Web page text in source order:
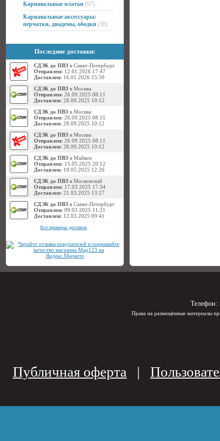
Карнавальные платья (67)
Карнавальные аксессуары:
перчатки, диадемы, ободки (38)
Последние доставки:
СДЭК до ПВЗ в Санкт-Петербург
Отправлен: 12.01.2026 17:47
Доставлен: 16.01.2026 15:50
СДЭК до ПВЗ в Москва
Отправлен: 26.09.2025 08:11
Доставлен: 28.09.2025 10:12
СДЭК до ПВЗ в Москва
Отправлен: 26.09.2025 08:11
Доставлен: 28.09.2025 10:12
СДЭК до ПВЗ в Москва
Отправлен: 26.09.2025 08:11
Доставлен: 28.09.2025 10:12
СДЭК до ПВЗ в Майкоп
Отправлен: 15.05.2025 20:12
Доставлен: 19.05.2025 12:26
СДЭК до ПВЗ в Московский
Отправлен: 17.03.2025 17:34
Доставлен: 21.03.2025 13:27
СДЭК до ПВЗ в Санкт-Петербург
Отправлен: 09.03.2025 11:21
Доставлен: 12.03.2025 09:41
Все примеры доставок
Телефон:
Права на размещённые материалы
Публичная оферта |